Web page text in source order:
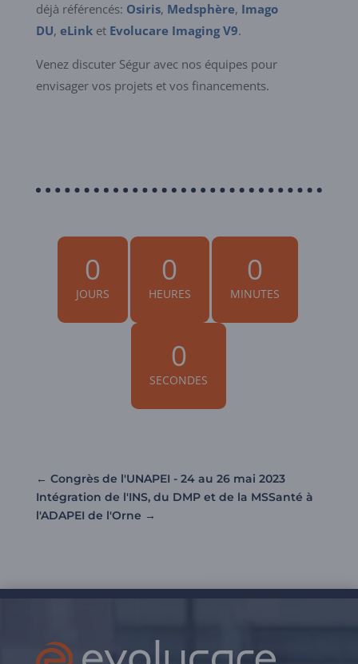
déjà référencés: Osiris, Medsphère, Imago
DU, eLinket Evolucare Imaging V9.
Venez discuter Ségur avec nos équipes pour
envisager vos projets et vos financements.
0
JOURS
0
HEURES
0
MINUTES
0
SECONDES
← Congrès de l'UNAPEI - 24 au 26 mai 2023
Intégration de l'INS, du DMP et de la MSSanté à
l'ADAPEI de l'Orne →